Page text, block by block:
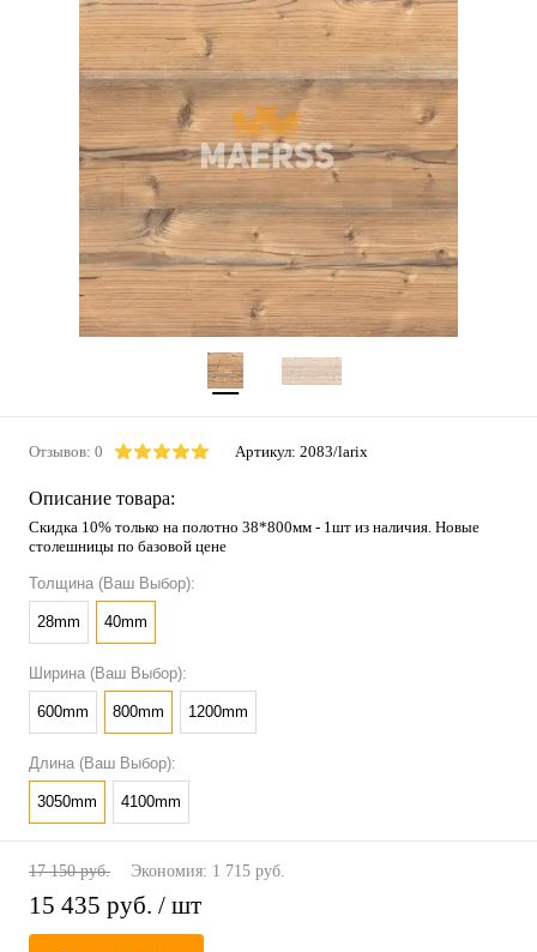
Отзывов: 0 Артикул: 2083/larix
Описание товара:
Скидка 10% только на полотно 38*800мм - 1шт из наличия. Новые
столешницы по базовой цене
Толщина (Ваш Выбор):
28mm 40mm
Ширина (Ваш Выбор):
600mm 800mm 1200mm
Длина (Ваш Выбор):
3050mm 4100mm
17 150 руб. Экономия: 1 715 руб.
15 435 руб. / шт